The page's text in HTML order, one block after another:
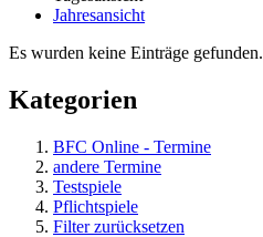
Jahresansicht
Es wurden keine Einträge gefunden.
Kategorien
BFC Online - Termine
andere Termine
Testspiele
Pflichtspiele
Filter zurücksetzen